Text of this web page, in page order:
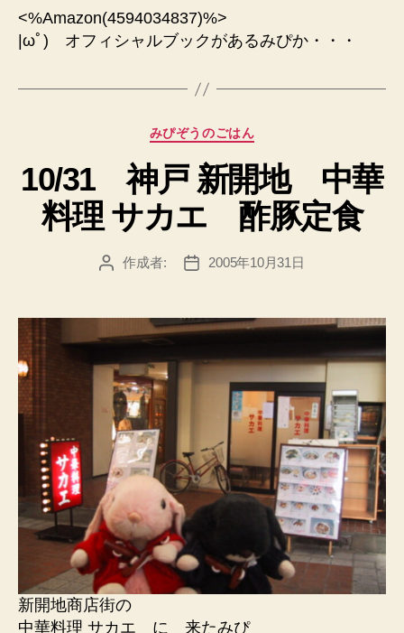
<%Amazon(4594034837)%>
|ωﾟ) オフィシャルブックがあるみぴか・・・
カ
ゴ
リ
ー
みぴぞうのごはん
10/31 神戸 新開地 中華
料理 サカエ 酢豚定食
投
作成者:
投
2005年10月31日
新開地商店街の
中華料理 サカエ に 来たみぴ